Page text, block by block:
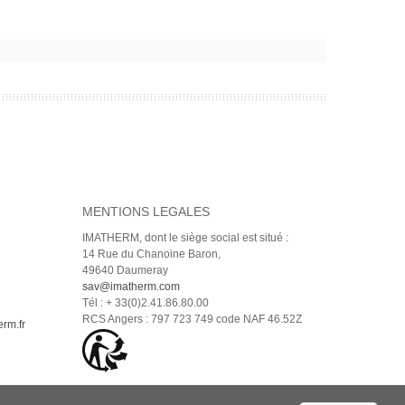
MENTIONS LEGALES
IMATHERM , dont le siège social est situé :
14 Rue du Chanoine Baron,
49640 Daumeray
sav@imatherm.com
Tél : + 33(0)2.41.86.80.00
RCS Angers : 797 723 749 code NAF 46.52Z